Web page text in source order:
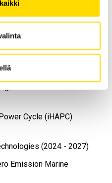
DESIGN
Cycle (iHAPC)
(2024 - 2027)
Emission Marine